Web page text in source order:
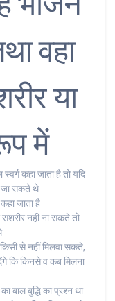
वहा
या
में
कहा जाता है तो यदि
जा सकते थे
कहा जाता है
नही ना सकते तो
से नहीं मिलवा सकते,
कि किनसे व कब मिलना
बाल बुद्धि का प्रश्न था